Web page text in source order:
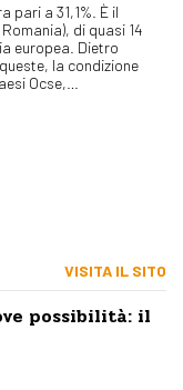
pari a 31,1%. È il
di quasi 14
europea. Dietro
la condizione
Ocse,…
VISITA IL SITO
possibilità: il